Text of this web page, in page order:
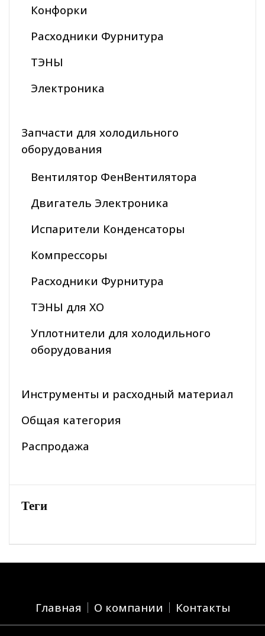
Конфорки
Расходники Фурнитура
ТЭНЫ
Электроника
Запчасти для холодильного
оборудования
Вентилятор ФенВентилятора
Двигатель Электроника
Испарители Конденсаторы
Компрессоры
Расходники Фурнитура
ТЭНЫ для ХО
Уплотнители для холодильного
оборудования
Инструменты и расходный материал
Общая категория
Распродажа
Теги
Главная О компании Контакты